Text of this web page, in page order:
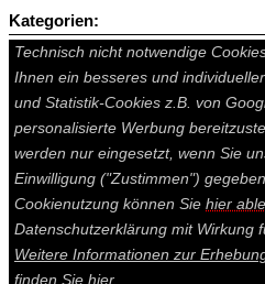
Auf dieser Seite werden technisch
Technisch nicht notwendige
Ihnen ein besseres und
und Statistik-Cookies z.B. von
personalisierte Werbung
werden nur eingesetzt, wenn Sie
Einwilligung ("Zustimmen")
Cookienutzung können Sie hier
Datenschutzerklärung mit Wirkung
Weitere Informationen zur
finden Sie hier.
Kategorien: